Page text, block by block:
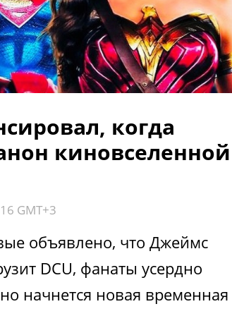
когда
киновселенной
GMT+3
объявлено, что Джеймс
DCU, фанаты усердно
начнется новая временная